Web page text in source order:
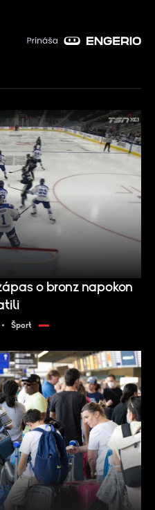
o bronz napokon
Šport